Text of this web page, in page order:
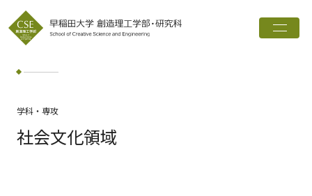
トップ
創造理工学部とは
学科・専攻
インタビュー
学科・専攻
社会文化領域